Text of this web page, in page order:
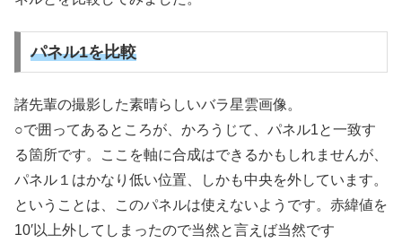
パネル1を比較
諸先輩の撮影した素晴らしいバラ星雲画像。
○で囲ってあるところが、かろうじて、パネル1と一致す
る箇所です。ここを軸に合成はできるかもしれませんが、
パネル１はかなり低い位置、しかも中央を外しています。
ということは、このパネルは使えないようです。赤緯値を
10′以上外してしまったので当然と言えば当然です